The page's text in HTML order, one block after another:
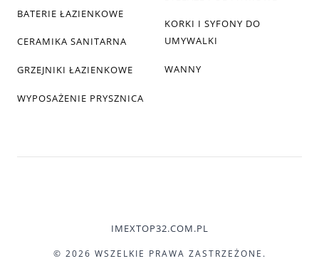
BATERIE ŁAZIENKOWE
CERAMIKA SANITARNA
GRZEJNIKI ŁAZIENKOWE
WYPOSAŻENIE PRYSZNICA
KORKI I SYFONY DO
UMYWALKI
WANNY
© 2026 WSZELKIE PRAWA ZASTRZEŻONE.
IMEXTOP32.COM.PL